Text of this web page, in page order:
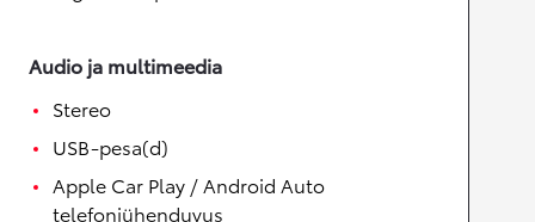
Audio ja multimeedia
Stereo
USB-pesa(d)
Apple Car Play / Android Auto
telefoniühenduvus